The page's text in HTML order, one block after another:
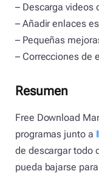
– Descarga videos
– Añadir enlaces
– Pequeñas
– Correcciones de
Resumen
Free Download
programas junto a
de descargar todo
pueda bajarse